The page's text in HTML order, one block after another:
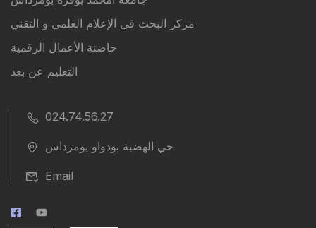
مركز البحث في الإعلام العلمي و التقني
حاضنة الأعمال الرقمية
التعليم عن بعد
024.74.56.27
حي الهضبة بودواو بومرداس
Email